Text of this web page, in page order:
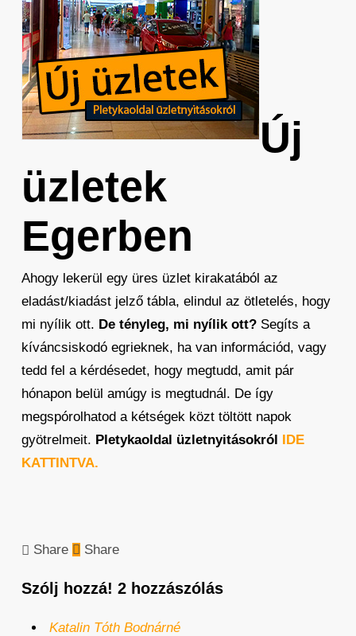
Új
üzletek
Egerben
Ahogy lekerül egy üres üzlet kirakatából az
eladást/kiadást jelző tábla, elindul az ötletelés, hogy
mi nyílik ott. De tényleg, mi nyílik ott? Segíts a
kíváncsiskodó egrieknek, ha van információd, vagy
tedd fel a kérdésedet, hogy megtudd, amit pár
hónapon belül amúgy is megtudnál. De így
megspórolhatod a kétségek közt töltött napok
gyötrelmeit. Pletykaoldal üzletnyitásokról IDE
KATTINTVA.
Share Share
Szólj hozzá! 2 hozzászólás
Katalin Tóth Bodnárné